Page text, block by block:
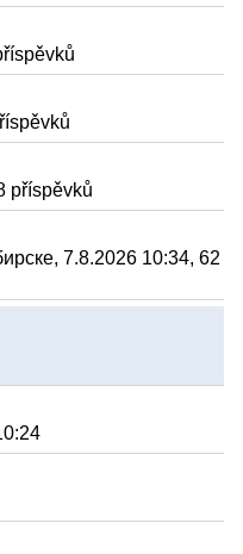
příspěvků
7.8.2026 10:34, 62